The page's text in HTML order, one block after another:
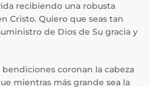
recibiendo una robusta
Cristo. Quiero que seas tan
de Dios de Su gracia y
coronan la cabeza
mientras más grande sea la